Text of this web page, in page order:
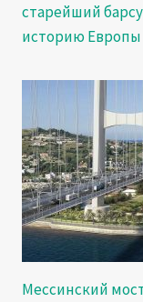
старейший
историю Европы
Мессинский